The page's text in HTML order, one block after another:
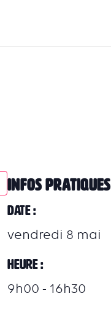
INFOS PRATIQUES
Date :
vendredi 8 mai
Heure :
9h00 - 16h30